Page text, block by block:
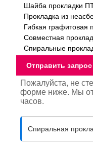
Шайба прокладки
Прокладка из
Гибкая графитовая
Совместная
Спиральные
Отправить запрос
Пожалуйста, не
форме ниже. Мы
часов.